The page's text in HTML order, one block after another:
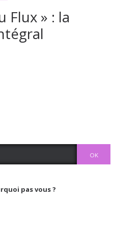
Flux » : la
pas vous ?